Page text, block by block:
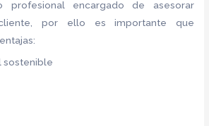
profesional encargado de asesorar
por ello es importante que
sostenible